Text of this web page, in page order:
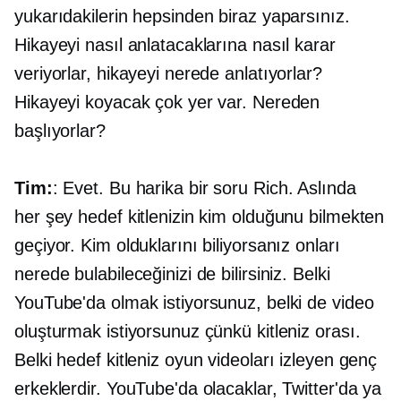
yukarıdakilerin hepsinden biraz yaparsınız.
Hikayeyi nasıl anlatacaklarına nasıl karar
veriyorlar, hikayeyi nerede anlatıyorlar?
Hikayeyi koyacak çok yer var. Nereden
başlıyorlar?
Tim:: Evet. Bu harika bir soru Rich. Aslında
her şey hedef kitlenizin kim olduğunu bilmekten
geçiyor. Kim olduklarını biliyorsanız onları
nerede bulabileceğinizi de bilirsiniz. Belki
YouTube'da olmak istiyorsunuz, belki de video
oluşturmak istiyorsunuz çünkü kitleniz orası.
Belki hedef kitleniz oyun videoları izleyen genç
erkeklerdir. YouTube'da olacaklar, Twitter'da ya